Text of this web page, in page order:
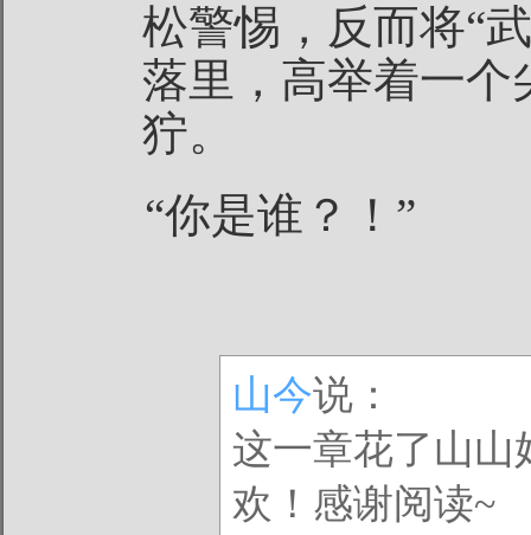
松警惕，反而将“
落里，高举着一个
狞。
“你是谁？！”
山今说：
这一章花了山山
欢！感谢阅读~